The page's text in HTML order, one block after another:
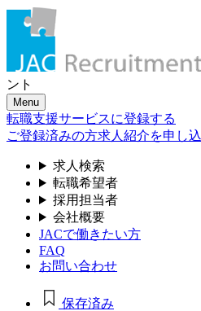
ント
Menu
転職支援サービスに登録する
ご登録済みの方求人紹介を申し
求人検索
転職希望者
採用担当者
会社概要
JACで働きたい方
FAQ
お問い合わせ
保存済み